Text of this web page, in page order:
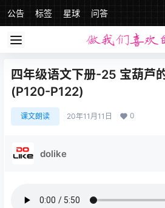
公告 标签 星球 问答
四年级语文下册-25 宝葫芦
(P120-P122)
课文朗读 20年11月11日 0
dolike